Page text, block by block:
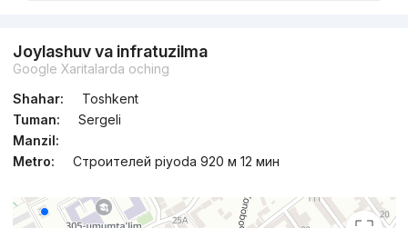
Joylashuv va infratuzilma
Google Xaritalarda oching
Shahar:
Toshkent
Tuman:
Sergeli
Manzil:
Metro:
Строителей piyoda 920 м 12 мин